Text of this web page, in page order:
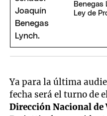
Benegas
Ley de
Ya para la última
fecha será el turno de
Dirección Nacional de